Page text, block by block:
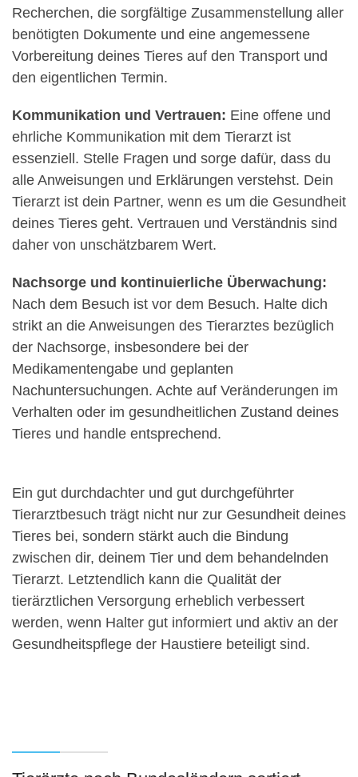
Recherchen, die sorgfältige Zusammenstellung aller
benötigten Dokumente und eine angemessene
Vorbereitung deines Tieres auf den Transport und
den eigentlichen Termin.
Kommunikation und Vertrauen: Eine offene und
ehrliche Kommunikation mit dem Tierarzt ist
essenziell. Stelle Fragen und sorge dafür, dass du
alle Anweisungen und Erklärungen verstehst. Dein
Tierarzt ist dein Partner, wenn es um die Gesundheit
deines Tieres geht. Vertrauen und Verständnis sind
daher von unschätzbarem Wert.
Nachsorge und kontinuierliche Überwachung:
Nach dem Besuch ist vor dem Besuch. Halte dich
strikt an die Anweisungen des Tierarztes bezüglich
der Nachsorge, insbesondere bei der
Medikamentengabe und geplanten
Nachuntersuchungen. Achte auf Veränderungen im
Verhalten oder im gesundheitlichen Zustand deines
Tieres und handle entsprechend.
Ein gut durchdachter und gut durchgeführter
Tierarztbesuch trägt nicht nur zur Gesundheit deines
Tieres bei, sondern stärkt auch die Bindung
zwischen dir, deinem Tier und dem behandelnden
Tierarzt. Letztendlich kann die Qualität der
tierärztlichen Versorgung erheblich verbessert
werden, wenn Halter gut informiert und aktiv an der
Gesundheitspflege der Haustiere beteiligt sind.